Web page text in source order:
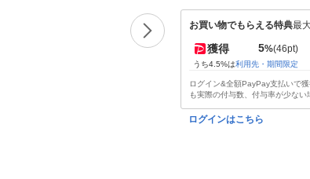
お買い物でもらえる特典最
獲得 5%(46pt)
うち4.5%は利用先・期間限定
ログイン&全額PayPay支払いで
も実際の付与数、付与率が少ない
ログインはこちら